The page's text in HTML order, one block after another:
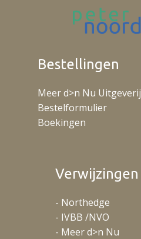
Bestellingen
Meer d>n Nu Uitgeverij
Bestelformulier
Boekingen
Verwijzingen
- Northedge
- IVBB /NVO
- Meer d>n Nu